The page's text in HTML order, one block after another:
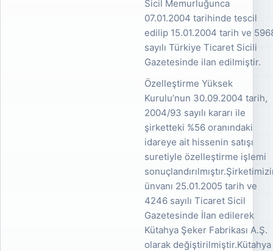
Sicil Memurluğunca
07.01.2004 tarihinde tescil
edilip 15.01.2004 tarih ve
sayılı Türkiye Ticaret Sicili
Gazetesinde ilan edilmiştir.
Özelleştirme Yüksek
Kurulu’nun 30.09.2004 tarih,
2004/93 sayılı kararı ile
şirketteki %56 oranındaki
idareye ait hissenin satışı
suretiyle özelleştirme işlemi
ünvanı 25.01.2005 tarih ve
4246 sayılı Ticaret Sicil
Gazetesinde İlan edilerek
Kütahya Şeker Fabrikası A.Ş.
olarak değiştirilmiştir.Kütahya